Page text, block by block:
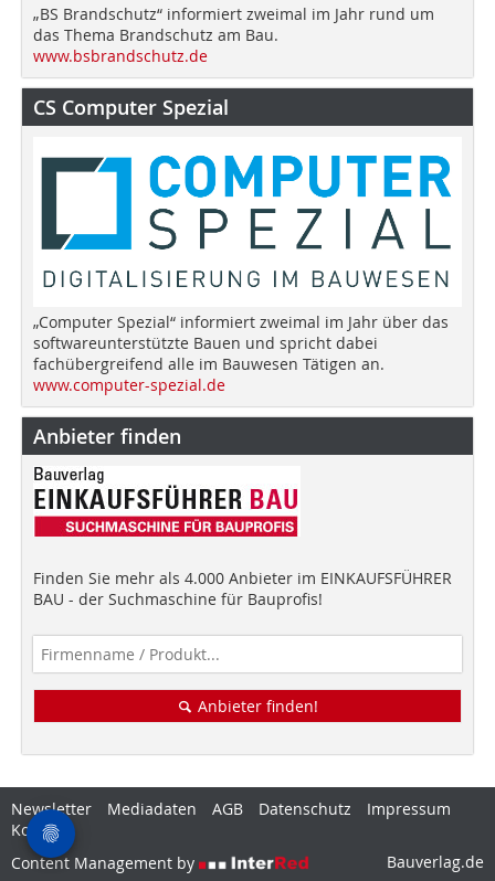
„BS Brandschutz“ informiert zweimal im Jahr rund um
das Thema Brandschutz am Bau.
www.bsbrandschutz.de
CS Computer Spezial
„Computer Spezial“ informiert zweimal im Jahr über das
softwareunterstützte Bauen und spricht dabei
fachübergreifend alle im Bauwesen Tätigen an.
www.computer-spezial.de
Anbieter finden
Finden Sie mehr als 4.000 Anbieter im EINKAUFSFÜHRER
BAU - der Suchmaschine für Bauprofis!
Anbieter finden!
Newsletter Mediadaten AGB Datenschutz
Impressum
Kontakt
Content Management by
Bauverlag.de